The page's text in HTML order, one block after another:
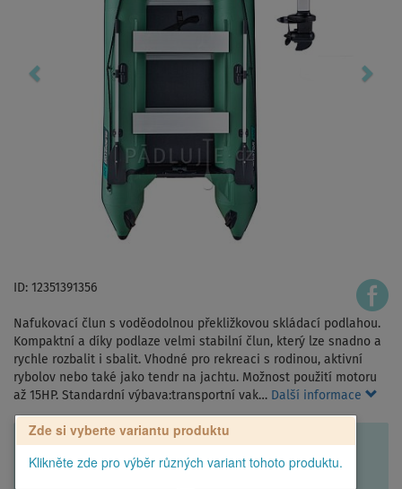
ID: 12351391356
Nafukovací člun s voděodolnou překližkovou skládací podlahou.
Kompaktní a díky podlaze velmi stabilní člun, který lze snadno a
rychle rozbalit i sbalit. Vhodné pro rekreaci s rodinou, aktivní
rybolov nebo také jako tendr na jachtu. Možnost použití motoru
až 15HP. Standardní výbava:transportní vak… Další informace
Zde si vyberte variantu produktu
Klikněte zde pro výběr různých variant tohoto produktu.